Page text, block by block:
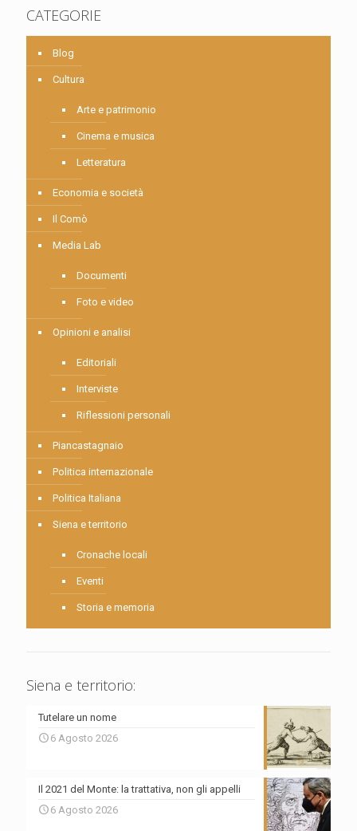
CATEGORIE
Blog
Cultura
Arte e patrimonio
Cinema e musica
Letteratura
Economia e società
Il Comò
Media Lab
Documenti
Foto e video
Opinioni e analisi
Editoriali
Interviste
Riflessioni personali
Piancastagnaio
Politica internazionale
Politica Italiana
Siena e territorio
Cronache locali
Eventi
Storia e memoria
Siena e territorio:
Tutelare un nome
6 Agosto 2026
Il 2021 del Monte: la trattativa, non gli appelli
6 Agosto 2026